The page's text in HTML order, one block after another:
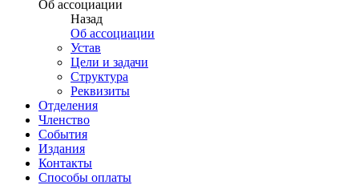
Об ассоциации
Назад
Об ассоциации
Устав
Цели и задачи
Структура
Реквизиты
Отделения
Членство
События
Издания
Контакты
Способы оплаты